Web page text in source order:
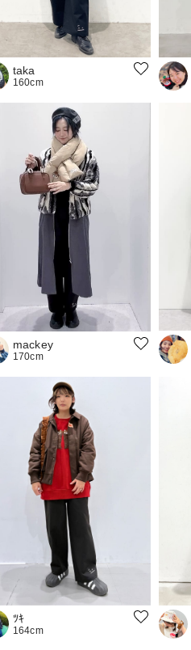
taka
160cm
mackey
170cm
ﾂｷ
164cm